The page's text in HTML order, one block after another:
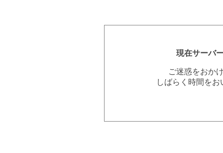
現在サーバ
ご迷惑をおか
しばらく時間を